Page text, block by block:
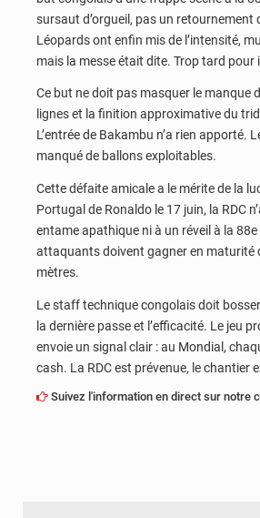
sursaut d’orgueil, pas un retournement
Léopards ont enfin mis de l’intensité,
mais la messe était dite. Trop tard pour
Ce but ne doit pas masquer le manque
lignes et la finition approximative du
L’entrée de Bakambu n’a rien apporté.
manqué de ballons exploitables.
Cette défaite amicale a le mérite de la
Portugal de Ronaldo le 17 juin, la RDC
entame apathique ni à un réveil à la
attaquants doivent gagner en maturité
mètres.
Le staff technique congolais doit
la dernière passe et l’efficacité. Le jeu
envoie un signal clair : au Mondial,
cash. La RDC est prévenue, le chantier
Suivez l'information en direct sur notre